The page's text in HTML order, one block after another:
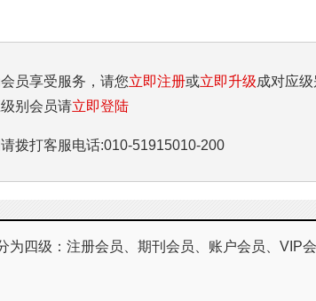
员享受服务，请您立即注册或立即升级成对应
别会员请立即登陆
拨打客服电话:010-51915010-200
为四级：注册会员、期刊会员、账户会员、VIP会